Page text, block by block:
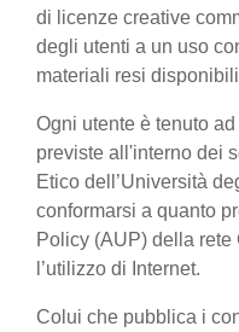
di licenze creative
degli utenti a un uso
materiali resi
Ogni utente è tenuto
previste all'interno dei
Etico dell’Università
conformarsi a quanto
Policy (AUP) della
l’utilizzo di Internet.
Colui che pubblica i